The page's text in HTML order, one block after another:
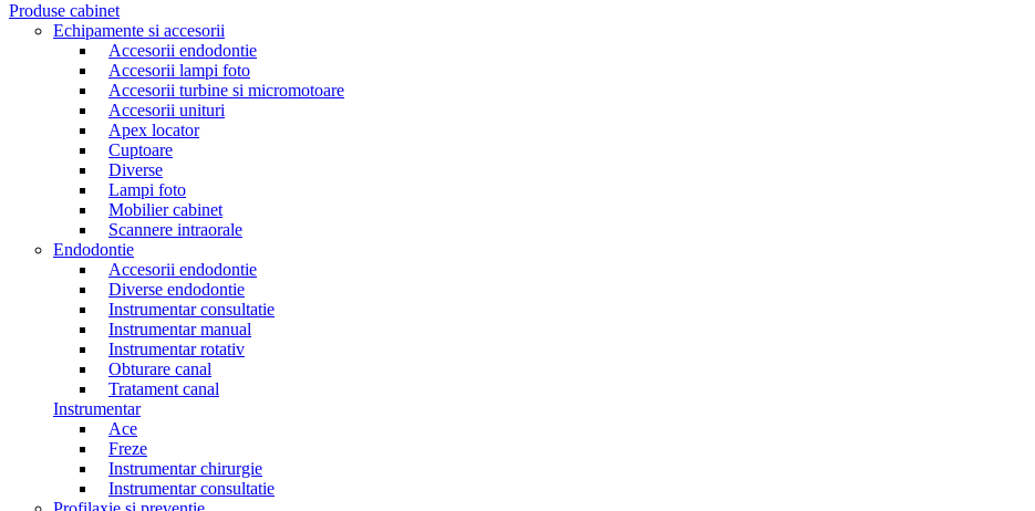
Produse cabinet
Echipamente si accesorii
Accesorii endodontie
Accesorii lampi foto
Accesorii turbine si micromotoare
Accesorii unituri
Apex locator
Cuptoare
Diverse
Lampi foto
Mobilier cabinet
Scannere intraorale
Endodontie
Accesorii endodontie
Diverse endodontie
Instrumentar consultatie
Instrumentar manual
Instrumentar rotativ
Obturare canal
Tratament canal
Instrumentar
Ace
Freze
Instrumentar chirurgie
Instrumentar consultatie